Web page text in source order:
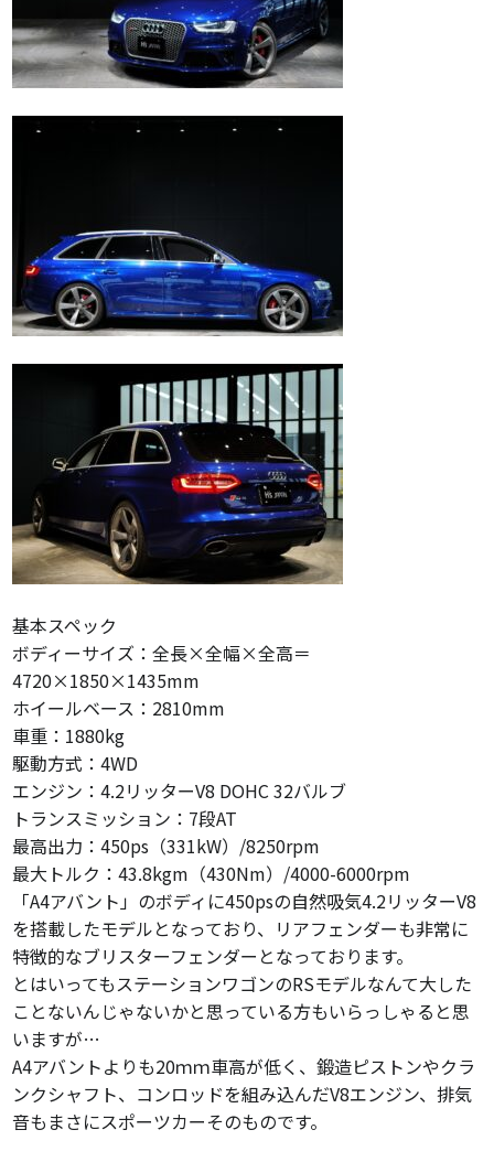
基本スペック
ボディーサイズ：全長×全幅×全高＝
4720×1850×1435mm
ホイールベース：2810mm
車重：1880kg
駆動方式：4WD
エンジン：4.2リッターV8 DOHC 32バルブ
トランスミッション：7段AT
最高出力：450ps（331kW）/8250rpm
最大トルク：43.8kgm（430Nm）/4000-6000rpm
「A4アバント」のボディに450psの自然吸気4.2リッターV8
を搭載したモデルとなっており、リアフェンダーも非常に
特徴的なブリスターフェンダーとなっております。
とはいってもステーションワゴンのRSモデルなんて大した
ことないんじゃないかと思っている方もいらっしゃると思
いますが…
A4アバントよりも20ｍｍ車高が低く、鍛造ピストンやクラ
ンクシャフト、コンロッドを組み込んだV8エンジン、排気
音もまさにスポーツカーそのものです。